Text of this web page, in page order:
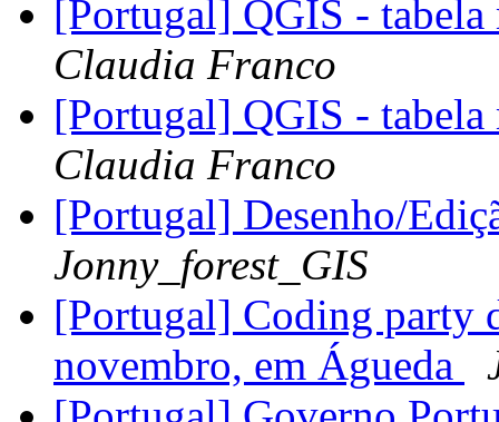
[Portugal] QGIS -
Claudia Franco
[Portugal] QGIS -
Claudia Franco
[Portugal] Desenho/
Jonny_forest_GIS
[Portugal] Coding party
novembro, em Águeda